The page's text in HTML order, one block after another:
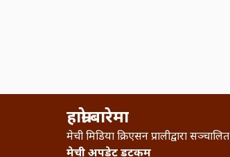
हाम्रो बारेमा
मेची मिडिया क्रिएसन प्रालीद्वारा सञ्चालित
मेची अपडेट डटकम